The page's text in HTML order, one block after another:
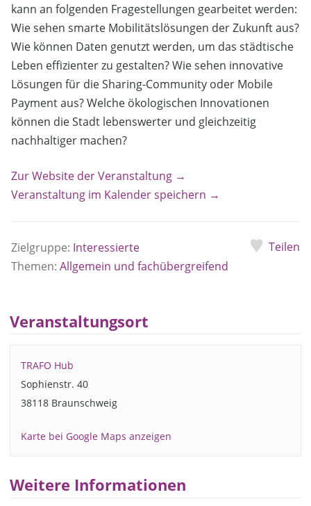
kann an folgenden Fragestellungen gearbeitet werden:
Wie sehen smarte Mobilitätslösungen der Zukunft aus?
Wie können Daten genutzt werden, um das städtische
Leben effizienter zu gestalten? Wie sehen innovative
Lösungen für die Sharing-Community oder Mobile
Payment aus? Welche ökologischen Innovationen
können die Stadt lebenswerter und gleichzeitig
nachhaltiger machen?
Zur Website der Veranstaltung →
Veranstaltung im Kalender speichern →
Zielgruppe: Interessierte
Themen: Allgemein und fachübergreifend
Teilen
Veranstaltungsort
TRAFO Hub
Sophienstr. 40
38118 Braunschweig
Karte bei Google Maps anzeigen
Weitere Informationen